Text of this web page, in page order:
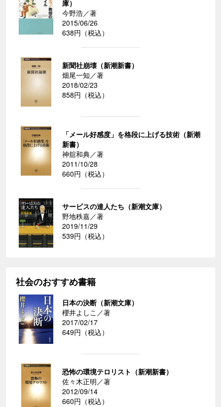
庫）
今野浩／著
2015/06/26
638円（税込）
新聞社崩壊（新潮新書）
畑尾一知／著
2018/02/23
858円（税込）
「メール好感度」を格段に上げる技術（新潮
新書）
神舘和典／著
2011/10/28
660円（税込）
サービスの達人たち（新潮文庫）
野地秩嘉／著
2019/11/29
539円（税込）
社会のおすすめ書籍
日本の決断（新潮文庫）
櫻井よしこ／著
2017/02/17
649円（税込）
恐怖の環境テロリスト（新潮新書）
佐々木正明／著
2012/09/14
660円（税込）